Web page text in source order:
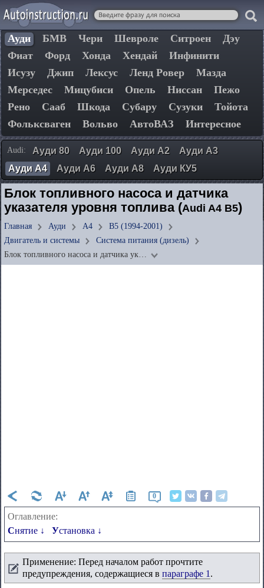
Ауди БМВ Чери Шевроле Ситроен
Дэу
Фиат
Форд Хонда Хендай
Инфинити
Исузу
Джип Лексус Ленд Ровер
Мазда
Мерседес
Мицубиси Опель Ниссан
Пежо
Рено
Сааб Шкода Субару Сузуки
Тойота
Фольксваген
Вольво АвтоВАЗ Интересное
Audi: Ауди 80 Ауди 100 Ауди А2
Ауди А3
Ауди А4
Ауди А6 Ауди А8 Ауди КУ5
Блок топливного насоса и датчика
указателя уровня топлива (Audi A4 B5)
Главная Ауди А4
B5 (1994-2001)
Двигатель и системы
Система питания (дизель)
Блок топливного насоса и датчика ук…
0
Оглавление:
Снятие ↓
Установка ↓
Применение: Перед началом работ прочтите
предупреждения, содержащиеся в параграфе 1 .